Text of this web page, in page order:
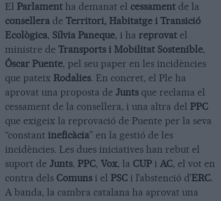
El Parlament ha demanat el cessament de la
consellera de Territori, Habitatge i Transició
Ecològica, Sílvia Paneque, i ha reprovat el
ministre de Transports i Mobilitat Sostenible,
Óscar Puente, pel seu paper en les incidències
que pateix Rodalies. En concret, el Ple ha
aprovat una proposta de Junts que reclama el
cessament de la consellera, i una altra del PPC
que exigeix la reprovació de Puente per la seva
“constant ineficàcia” en la gestió de les
incidències. Les dues iniciatives han rebut el
suport de Junts, PPC, Vox, la CUP i AC, el vot en
contra dels Comuns i el PSC i l’abstenció d’ERC.
A banda, la cambra catalana ha aprovat una